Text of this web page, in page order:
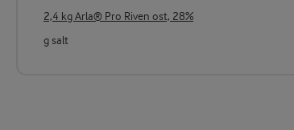
2,4 kg Arla® Pro Riven ost, 28%
g salt